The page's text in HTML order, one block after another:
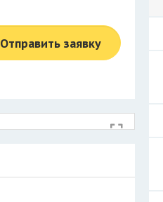
Отправить заявку